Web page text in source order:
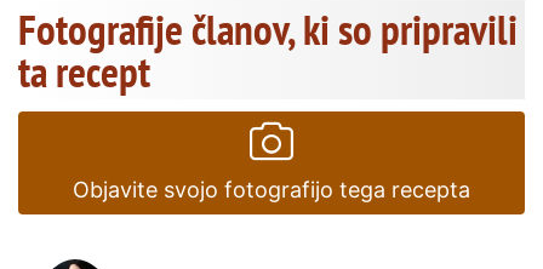
Fotografije članov, ki so pripravili
ta recept
Objavite svojo fotografijo tega recepta